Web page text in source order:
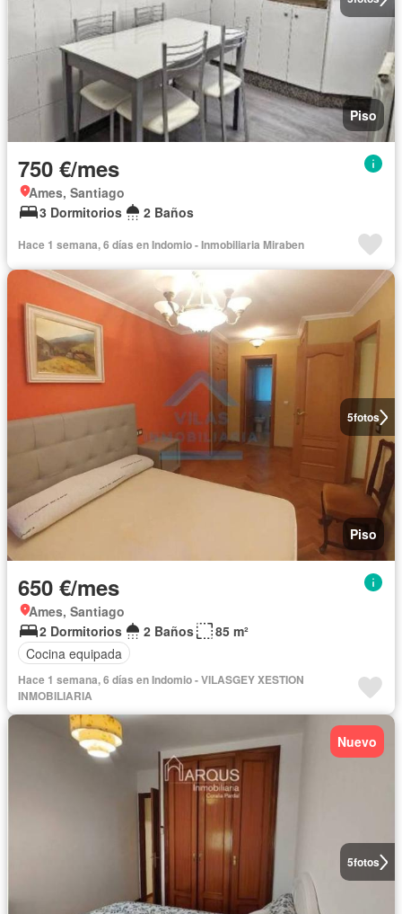
Piso
750 €/mes
Ames, Santiago
3 Dormitorios
2 Baños
Hace 1 semana, 6 días en Indomio - Inmobiliaria Miraben
5fotos
Piso
650 €/mes
Ames, Santiago
2 Dormitorios
2 Baños
85 m²
Cocina equipada
Hace 1 semana, 6 días en Indomio - VILASGEY XESTION
INMOBILIARIA
5fotos
Nuevo